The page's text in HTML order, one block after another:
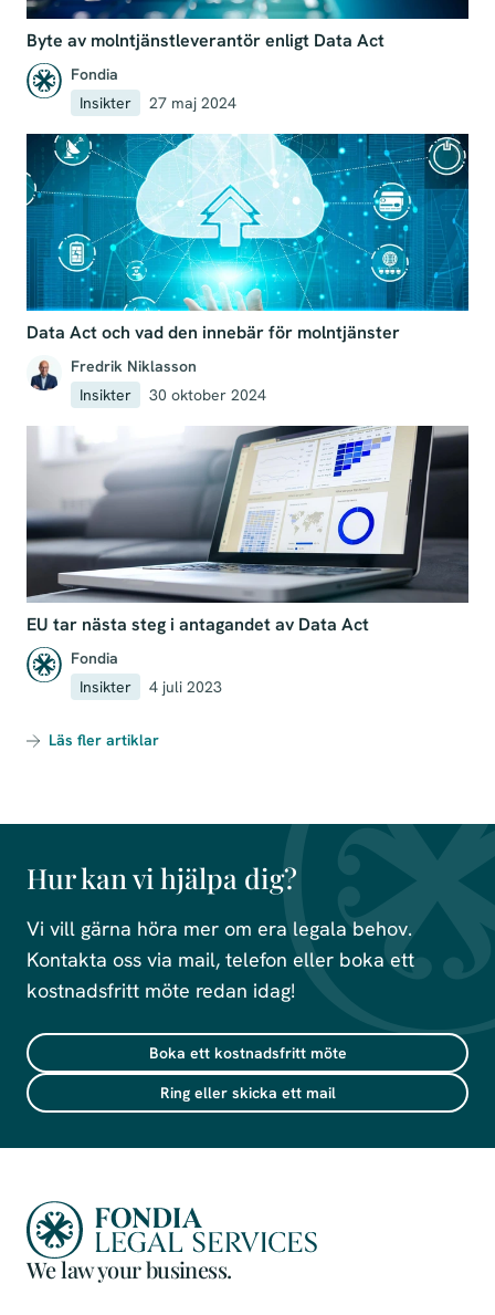
Byte av molntjänstleverantör enligt Data Act
Fondia
Insikter
27 maj 2024
Data Act och vad den innebär för molntjänster
Fredrik Niklasson
Insikter
30 oktober 2024
EU tar nästa steg i antagandet av Data Act
Fondia
Insikter
4 juli 2023
Läs fler artiklar
Hur kan vi hjälpa dig?
Vi vill gärna höra mer om era legala behov.
Kontakta oss via mail, telefon eller boka ett
kostnadsfritt möte redan idag!
Boka ett kostnadsfritt möte
Ring eller skicka ett mail
We law your business.